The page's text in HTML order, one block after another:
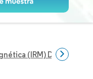
(IRM) De América